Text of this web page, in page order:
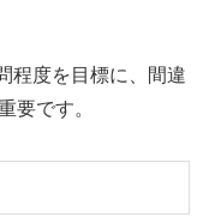
程度を目標に、間違
要です。